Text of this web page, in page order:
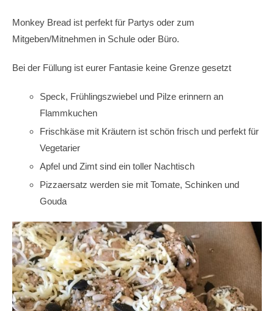
Monkey Bread ist perfekt für Partys oder zum
Mitgeben/Mitnehmen in Schule oder Büro.
Bei der Füllung ist eurer Fantasie keine Grenze gesetzt
Speck, Frühlingszwiebel und Pilze erinnern an
Flammkuchen
Frischkäse mit Kräutern ist schön frisch und perfekt für
Vegetarier
Apfel und Zimt sind ein toller Nachtisch
Pizzaersatz werden sie mit Tomate, Schinken und
Gouda